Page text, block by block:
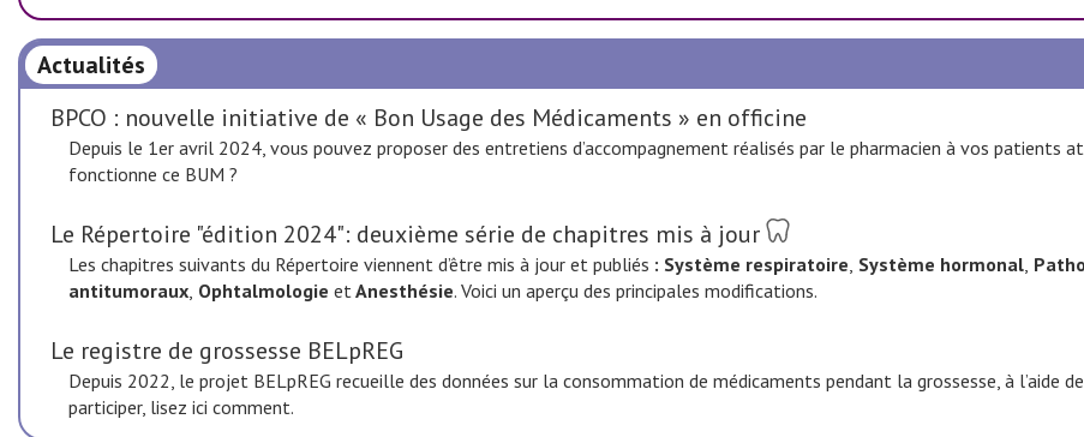
Actualités
BPCO : nouvelle initiative de « Bon Usage des Médicaments » en officine
Depuis le 1er avril 2024, vous pouvez proposer des entretiens d’accompagnement réalisés par le pharmacien à vos
fonctionne ce BUM ?
Le Répertoire "édition 2024": deuxième série de chapitres mis à jour
Les chapitres suivants du Répertoire viennent d’être mis à jour et publiés : Système respiratoire, Système hormonal,
antitumoraux, Ophtalmologie etAnesthésie. Voici un aperçu des principales modifications.
Le registre de grossesse BELpREG
Depuis 2022, le projet BELpREG recueille des données sur la consommation de médicaments pendant la grossesse, à l’aide
participer, lisez ici comment.